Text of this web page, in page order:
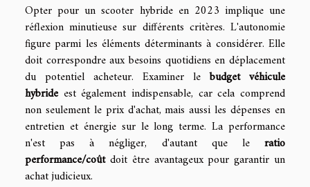
Opter pour un scooter hybride en 2023 implique une
réflexion minutieuse sur différents critères. L'autonomie
figure parmi les éléments déterminants à considérer. Elle
doit correspondre aux besoins quotidiens en déplacement
du potentiel acheteur. Examiner lebudget véhicule
hybrideest également indispensable, car cela comprend
non seulement le prix d'achat, mais aussi les dépenses en
entretien et énergie sur le long terme. La performance
n'est pas à négliger, d'autant que le ratio
performance/coûtdoit être avantageux pour garantir un
achat judicieux.